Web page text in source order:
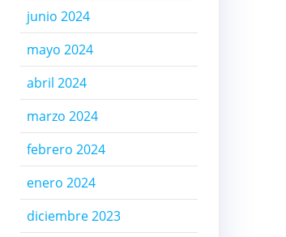
junio 2024
mayo 2024
abril 2024
marzo 2024
febrero 2024
enero 2024
diciembre 2023